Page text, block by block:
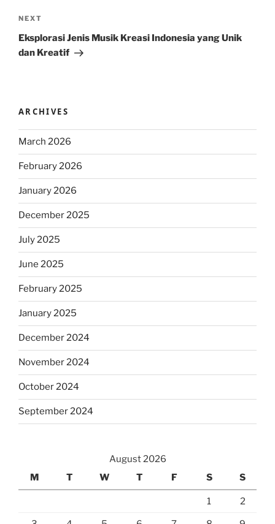
Next
Post
NEXT
Eksplorasi Jenis Musik Kreasi Indonesia yang Unik
dan Kreatif
ARCHIVES
March 2026
February 2026
January 2026
December 2025
July 2025
June 2025
February 2025
January 2025
December 2024
November 2024
October 2024
September 2024
August 2026
M
T W T F S S
1 2